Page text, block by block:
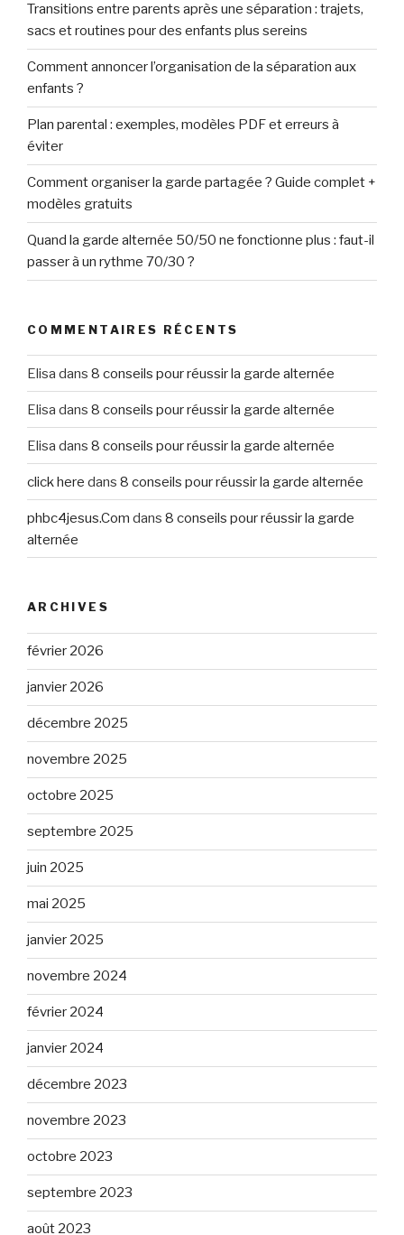
Transitions entre parents après une séparation : trajets,
sacs et routines pour des enfants plus sereins
Comment annoncer l’organisation de la séparation aux
enfants ?
Plan parental : exemples, modèles PDF et erreurs à
éviter
Comment organiser la garde partagée ? Guide complet +
modèles gratuits
Quand la garde alternée 50/50 ne fonctionne plus : faut-il
passer à un rythme 70/30 ?
COMMENTAIRES RÉCENTS
Elisa dans 8 conseils pour réussir la garde alternée
Elisa dans 8 conseils pour réussir la garde alternée
Elisa dans 8 conseils pour réussir la garde alternée
click here dans 8 conseils pour réussir la garde alternée
phbc4jesus.Com dans 8 conseils pour réussir la garde
alternée
ARCHIVES
février 2026
janvier 2026
décembre 2025
novembre 2025
octobre 2025
septembre 2025
juin 2025
mai 2025
janvier 2025
novembre 2024
février 2024
janvier 2024
décembre 2023
novembre 2023
octobre 2023
septembre 2023
août 2023